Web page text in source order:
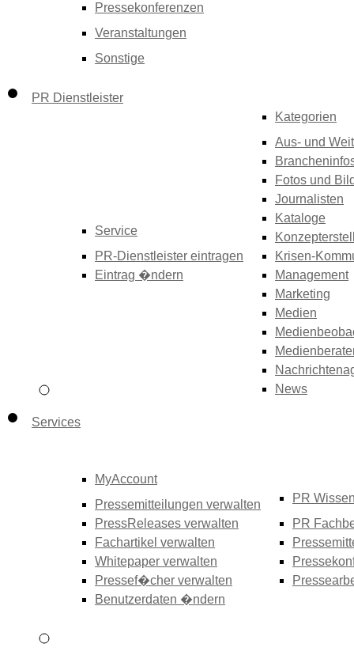
Pressekonferenzen
Veranstaltungen
Sonstige
PR Dienstleister
Service
PR-Dienstleister eintragen
Eintrag �ndern
Kategorien
Aus- und
Fotos und
Journalisten
Kataloge
Krisen-
Management
Marketing
Medien
News
Services
MyAccount
Pressemitteilungen verwalten
PressReleases verwalten
Fachartikel verwalten
Whitepaper verwalten
Pressef�cher verwalten
Benutzerdaten �ndern
PR
PR